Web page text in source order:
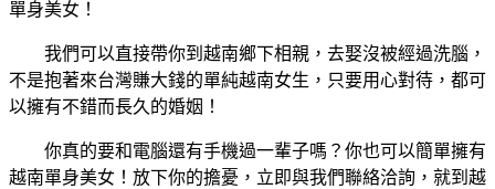
單身美女！
我們可以直接帶你到越南鄉下相親，去娶沒被經過洗腦，
不是抱著來台灣賺大錢的單純越南女生，只要用心對待，都可
以擁有不錯而長久的婚姻！
你真的要和電腦還有手機過一輩子嗎？你也可以簡單擁有
越南單身美女！放下你的擔憂，立即與我們聯絡洽詢，就到越